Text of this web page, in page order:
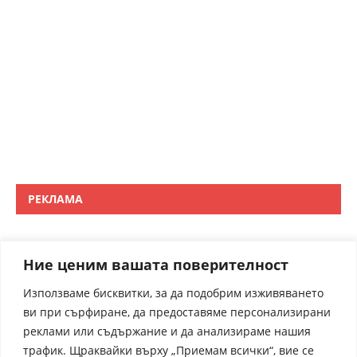
Ние ценим вашата поверителност
Използваме бисквитки, за да подобрим изживяването
ви при сърфиране, да предоставяме персонализирани
реклами или съдържание и да анализираме нашия
трафик. Щраквайки върху „Приемам всички“, вие се
РЕКЛАМА